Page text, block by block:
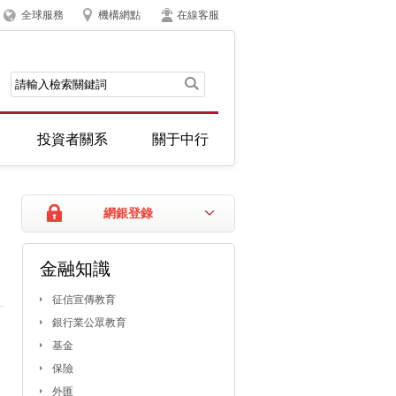
全球服務 機構網點 在線客服
投資者關系 關于中行
網銀登錄
金融知識
征信宣傳教育
銀行業公眾教育
基金
保險
外匯